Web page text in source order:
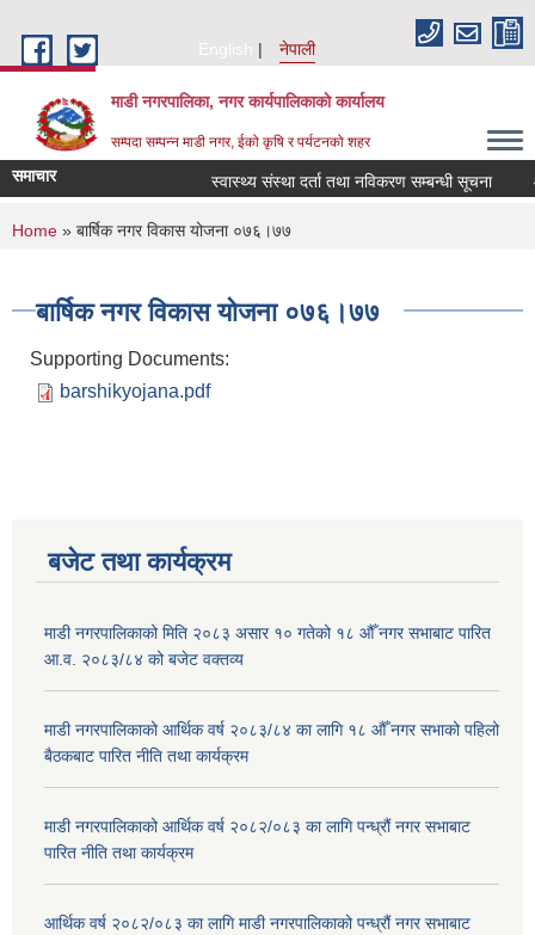
English
नेपाली
माडी नगरपालिका, नगर कार्यपालिकाकाे कार्यालय
सम्पदा सम्पन्न माडी नगर, ईको कृषि र पर्यटनको शहर
समाचार स्वास्थ्य संस्था दर्ता तथा नविकरण सम्बन्धी सूचना
You are here
Home » बार्षिक नगर विकास योजना ०७६।७७
बार्षिक नगर विकास योजना ०७६।७७
Supporting Documents:
barshikyojana.pdf
बजेट तथा कार्यक्रम
माडी नगरपालिकाको मिति २०८३ असार १० गतेको १८ औँ नगर सभाबाट पारित
आ.व. २०८३/८४ को बजेट वक्तव्य
माडी नगरपालिकाको आर्थिक वर्ष २०८३/८४ का लागि १८ औँ नगर सभाको पहिलो
बैठकबाट पारित नीति तथा कार्यक्रम
माडी नगरपालिकाको आर्थिक वर्ष २०८२/०८३ का लागि पन्ध्रौं नगर सभाबाट
पारित नीति तथा कार्यक्रम
आर्थिक वर्ष २०८२/०८३ का लागि माडी नगरपालिकाको पन्ध्रौं नगर सभाबाट